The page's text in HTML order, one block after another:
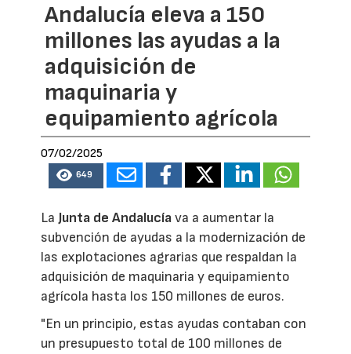
Andalucía eleva a 150
millones las ayudas a la
adquisición de
maquinaria y
equipamiento agrícola
07/02/2025
649
LaJunta de Andalucíava a aumentar la
subvención de ayudas a la modernización de
las explotaciones agrarias que respaldan la
adquisición de maquinaria y equipamiento
agrícola hasta los 150 millones de euros.
"En un principio, estas ayudas contaban con
un presupuesto total de 100 millones de